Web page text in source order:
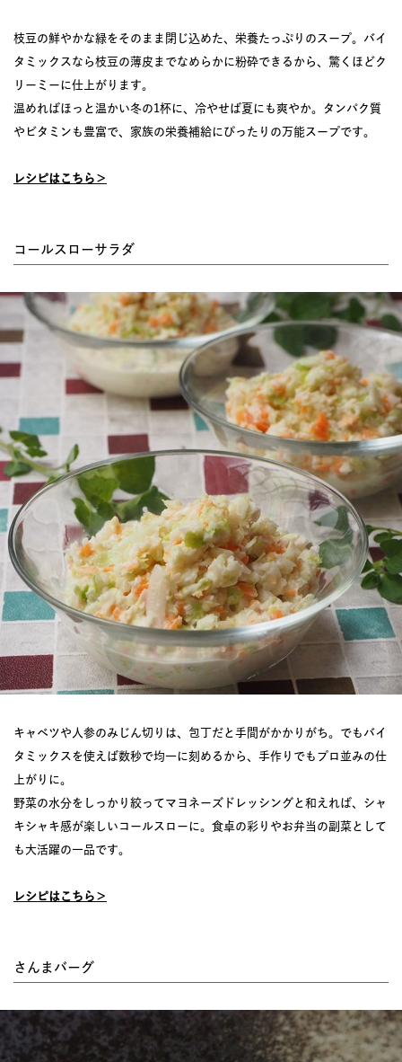
枝豆の鮮やかな緑をそのまま閉じ込めた、栄養たっぷりのスープ。バイ
タミックスなら枝豆の薄皮までなめらかに粉砕できるから、驚くほどク
リーミーに仕上がります。
温めればほっと温かい冬の1杯に、冷やせば夏にも爽やか。タンパク質
やビタミンも豊富で、家族の栄養補給にぴったりの万能スープです。
レシピはこちら＞
コールスローサラダ
キャベツや人参のみじん切りは、包丁だと手間がかかりがち。でもバイ
タミックスを使えば数秒で均一に刻めるから、手作りでもプロ並みの仕
上がりに。
野菜の水分をしっかり絞ってマヨネーズドレッシングと和えれば、シャ
キシャキ感が楽しいコールスローに。食卓の彩りやお弁当の副菜として
も大活躍の一品です。
レシピはこちら＞
さんまバーグ